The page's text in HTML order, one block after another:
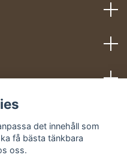
det innehåll som
få bästa tänkbara
oss.